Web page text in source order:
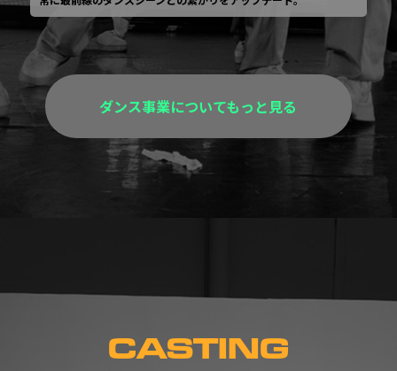
ダンス事業についてもっと見る
CASTING